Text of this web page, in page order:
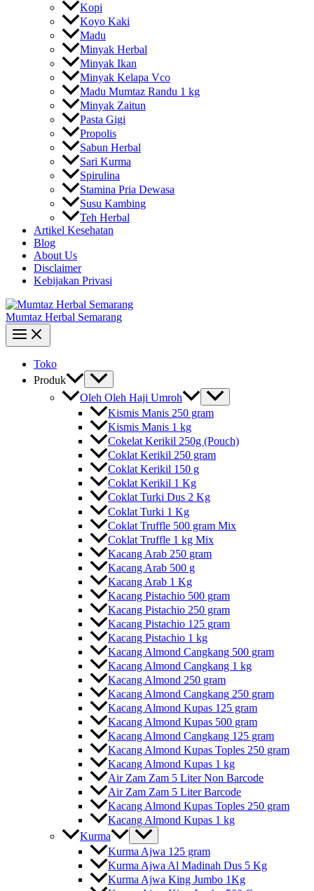
Kopi
Koyo Kaki
Madu
Minyak Herbal
Minyak Ikan
Minyak Kelapa Vco
Madu Mumtaz Randu 1 kg
Minyak Zaitun
Pasta Gigi
Propolis
Sabun Herbal
Sari Kurma
Spirulina
Stamina Pria Dewasa
Susu Kambing
Teh Herbal
Artikel Kesehatan
Blog
About Us
Disclaimer
Kebijakan Privasi
Mumtaz Herbal Semarang
Toko
Produk
Oleh Oleh Haji Umroh
Kismis Manis 250 gram
Kismis Manis 1 kg
Cokelat Kerikil 250g (Pouch)
Coklat Kerikil 250 gram
Coklat Kerikil 150 g
Coklat Kerikil 1 Kg
Coklat Turki Dus 2 Kg
Coklat Turki 1 Kg
Coklat Truffle 500 gram Mix
Coklat Truffle 1 kg Mix
Kacang Arab 250 gram
Kacang Arab 500 g
Kacang Arab 1 Kg
Kacang Pistachio 500 gram
Kacang Pistachio 250 gram
Kacang Pistachio 125 gram
Kacang Pistachio 1 kg
Kacang Almond Cangkang 500 gram
Kacang Almond Cangkang 1 kg
Kacang Almond 250 gram
Kacang Almond Cangkang 250 gram
Kacang Almond Kupas 125 gram
Kacang Almond Kupas 500 gram
Kacang Almond Cangkang 125 gram
Kacang Almond Kupas Toples 250 gram
Kacang Almond Kupas 1 kg
Air Zam Zam 5 Liter Non Barcode
Air Zam Zam 5 Liter Barcode
Kacang Almond Kupas Toples 250 gram
Kacang Almond Kupas 1 kg
Kurma
Kurma Ajwa 125 gram
Kurma Ajwa Al Madinah Dus 5 Kg
Kurma Ajwa King Jumbo 1Kg